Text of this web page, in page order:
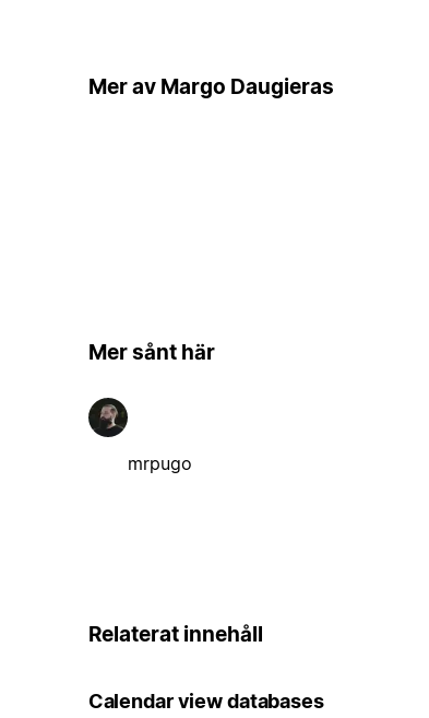
Mer av Margo Daugieras
Mer sånt här
mrpugo
Relaterat innehåll
Calendar view databases